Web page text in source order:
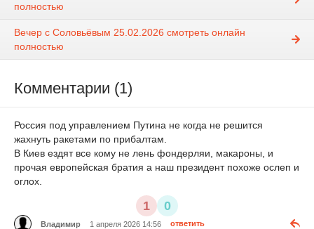
полностью
Вечер с Соловьёвым 25.02.2026 смотреть онлайн
полностью
Комментарии (1)
Россия под управлением Путина не когда не решится
жахнуть ракетами по прибалтам.
В Киев ездят все кому не лень фондерляи, макароны, и
прочая европейская братия а наш президент похоже ослеп и
оглох.
1 0
Владимир 1 апреля 2026 14:56 ответить